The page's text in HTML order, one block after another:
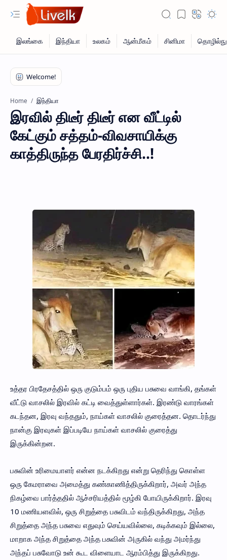
Home இந்தியா
இரவில் திடீர் திடீர் என வீட்டில்
கேட்கும் சத்தம்-விவசாயிக்கு
காத்திருந்த பேரதிர்ச்சி..!
உத்தர பிரதேசத்தில் ஒரு குடும்பம் ஒரு புதிய பசுவை வாங்கி, தங்கள்
வீட்டு வாசலில் இரவில் கட்டி வைத்துள்ளார்கள். இரண்டு வாரங்கள்
கடந்தன, இரவு வந்ததும், நாய்கள் வாசலில் குரைத்தன. தொடர்ந்து
நான்கு இரவுகள் இப்படியே நாய்கள் வாசலில் குரைத்து
இருக்கின்றன.
பசுவின் உரிமையாளர் என்ன நடக்கிறது என்று தெரிந்து கொள்ள
ஒரு கேமராவை அமைத்து கண்காணித்திருக்கிறார், அவர் அந்த
நிகழ்வை பார்த்ததில் ஆச்சரியத்தில் மூழ்கி போயிருக்கிறார். இரவு
10 மணியளவில், ஒரு சிறுத்தை பசுவிடம் வந்திருக்கிறது, அந்த
சிறுத்தை அந்த பசுவை எதுவும் செய்யவில்லை, கடிக்கவும் இல்லை,
மாறாக அந்த சிறுத்தை அந்த பசுவின் அருகில் வந்து அமர்ந்து
அந்தப் பசுவோடு உன் கூட விளையாட ஆரம்பித்து இருக்கிறது.